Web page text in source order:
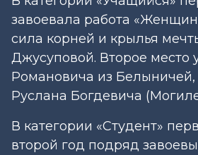
завоевала работа
сила корней и крылья
Джусуповой. Второе место
Романовича из Белыничей,
Руслана Богдевича
В категории «Студент»
второй год подряд